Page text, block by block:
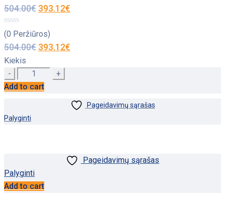
504.00€ 393.12€
(0 Peržiūros)
504.00€ 393.12€
Kiekis
Quantity
Add to cart
Pageidavimų sąrašas
Palyginti
Pageidavimų sąrašas
Palyginti
Add to cart